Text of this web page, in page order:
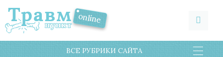
ВСЕ РУБРИКИ САЙТА